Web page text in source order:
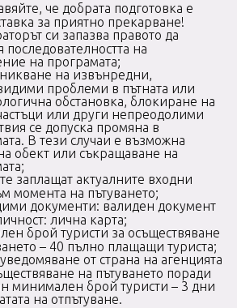
че добрата подготовка е
за приятно прекарване!
си запазва правото да
последователността на
на програмата;
на извънредни,
проблеми в пътната или
обстановка, блокиране на
или други непреодолими
се допуска промяна в
В тези случаи е възможна
обект или съкращаване на
заплащат актуалните входни
момента на пътуването;
документи: валиден документ
лична карта;
брой туристи за осъществяване
– 40 пълно плащащи туриста;
от страна на агенцията
на пътуването поради
минимален брой туристи – 3 дни
на отпътуване.